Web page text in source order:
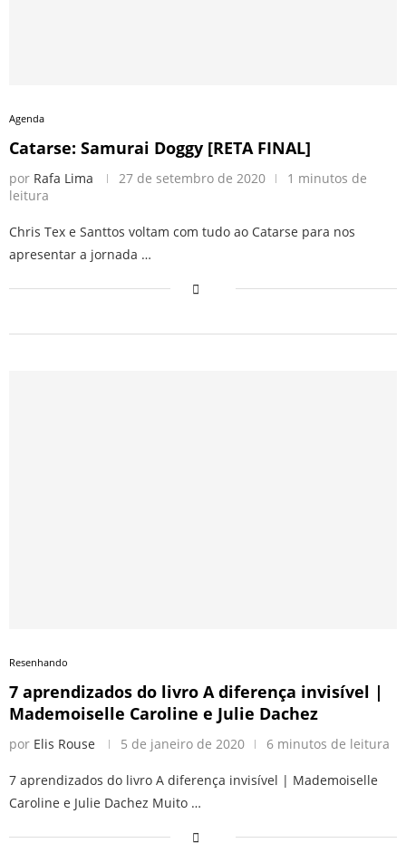
Agenda
Catarse: Samurai Doggy [RETA FINAL]
por Rafa Lima 27 de setembro de 2020
1 minutos de
leitura
Chris Tex e Santtos voltam com tudo ao Catarse para nos
apresentar a jornada …
Resenhando
7 aprendizados do livro A diferença invisível |
Mademoiselle Caroline e Julie Dachez
por Elis Rouse 5 de janeiro de 2020 6 minutos de leitura
7 aprendizados do livro A diferença invisível | Mademoiselle
Caroline e Julie Dachez Muito …